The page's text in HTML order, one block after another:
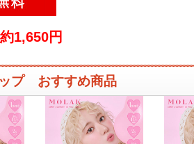
1,650円
プ おすすめ商品